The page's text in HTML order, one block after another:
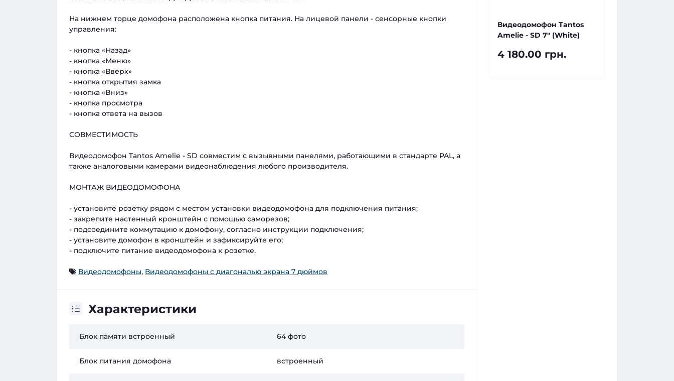
На нижнем торце домофона расположена кнопка питания. На лицевой панели - сенсорные кнопки
управления:
- кнопка «Назад»
- кнопка «Меню»
- кнопка «Вверх»
- кнопка открытия замка
- кнопка «Вниз»
- кнопка просмотра
- кнопка ответа на вызов
СОВМЕСТИМОСТЬ
Видеодомофон Tantos Amelie - SD совместим с вызывными панелями, работающими в стандарте PAL, а
также аналоговыми камерами видеонаблюдения любого производителя.
МОНТАЖ ВИДЕОДОМОФОНА
- установите розетку рядом с местом установки видеодомофона для подключения питания;
- закрепите настенный кронштейн с помощью саморезов;
- подсоедините коммутацию к домофону, согласно инструкции подключения;
- установите домофон в кронштейн и зафиксируйте его;
- подключите питание видеодомофона к розетке.
Видеодомофоны, Видеодомофоны с диагональю экрана 7 дюймов
Характеристики
Блок памяти встроенный 64 фото
Блок питания домофона встроенный
Видеодомофон Tantos
Amelie - SD 7" (White)
4 180.00 грн.